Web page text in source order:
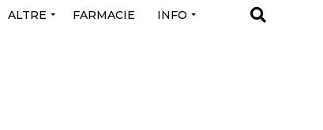
ALTRE FARMACIE INFO